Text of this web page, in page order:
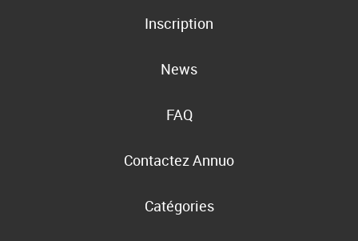
Inscription
News
FAQ
Contactez Annuo
Catégories